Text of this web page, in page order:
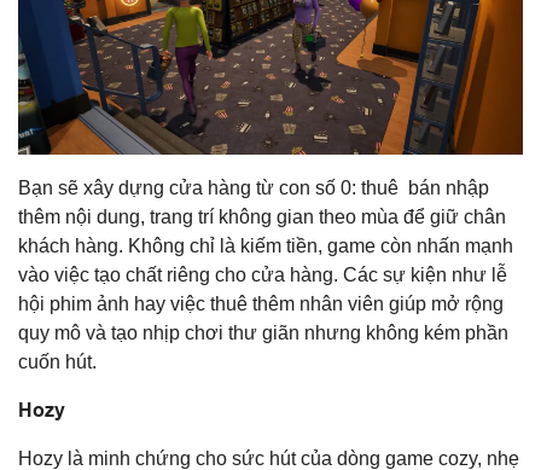
Bạn sẽ xây dựng cửa hàng từ con số 0: thuê bán nhập
thêm nội dung, trang trí không gian theo mùa để giữ chân
khách hàng. Không chỉ là kiếm tiền, game còn nhấn mạnh
vào việc tạo chất riêng cho cửa hàng. Các sự kiện như lễ
hội phim ảnh hay việc thuê thêm nhân viên giúp mở rộng
quy mô và tạo nhịp chơi thư giãn nhưng không kém phần
cuốn hút.
Hozy
Hozy là minh chứng cho sức hút của dòng game cozy, nhẹ